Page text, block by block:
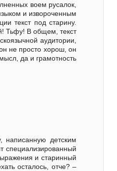
воем русалок,
и извороченным
текст под старину.
Тьфу! В общем, текст
аудитории,
не просто хорош, он
да и грамотность
написанную детским
специализированный
и старинный
осталось, отче? –